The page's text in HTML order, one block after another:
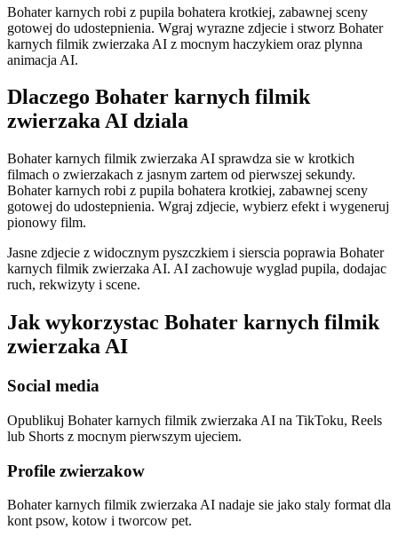
Bohater karnych robi z pupila bohatera krotkiej, zabawnej sceny
gotowej do udostepnienia. Wgraj wyrazne zdjecie i stworz Bohater
karnych filmik zwierzaka AI z mocnym haczykiem oraz plynna
animacja AI.
Dlaczego Bohater karnych filmik
zwierzaka AI dziala
Bohater karnych filmik zwierzaka AI sprawdza sie w krotkich
filmach o zwierzakach z jasnym zartem od pierwszej sekundy.
Bohater karnych robi z pupila bohatera krotkiej, zabawnej sceny
gotowej do udostepnienia. Wgraj zdjecie, wybierz efekt i wygeneruj
pionowy film.
Jasne zdjecie z widocznym pyszczkiem i sierscia poprawia Bohater
karnych filmik zwierzaka AI. AI zachowuje wyglad pupila, dodajac
ruch, rekwizyty i scene.
Jak wykorzystac Bohater karnych filmik
zwierzaka AI
Social media
Opublikuj Bohater karnych filmik zwierzaka AI na TikToku, Reels
lub Shorts z mocnym pierwszym ujeciem.
Profile zwierzakow
Bohater karnych filmik zwierzaka AI nadaje sie jako staly format dla
kont psow, kotow i tworcow pet.